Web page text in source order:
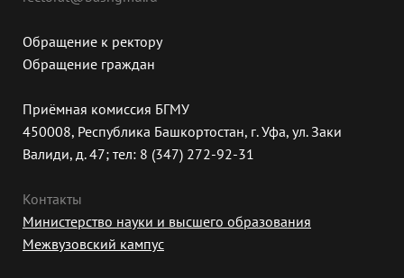
Обращение к ректору
Обращение граждан
Приёмная комиссия БГМУ
450008, Республика Башкортостан, г. Уфа, ул. Заки
Валиди, д. 47; тел: 8 (347) 272-92-31
Контакты
Министерство науки и высшего образования
Межвузовский кампус